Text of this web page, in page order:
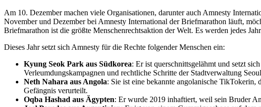
Am 10. Dezember machen viele Organisationen, darunter auch Amnesty
November und Dezember bei Amnesty International der Briefmarathon läuft,
Briefmarathon ist die größte Menschenrechtsaktion der Welt. Es werden jedes
Dieses Jahr setzt sich Amnesty für die Rechte folgender Menschen ein:
Kyung Seok Park aus Südkorea: Er ist querschnittsgelähmt und setzt
Verleumdungskampagnen und rechtliche Schritte der Stadtverwaltung
Neth Nahara aus Angola: Sie ist eine bekannte angolanische
Gefängnis verurteilt.
Oqba Hashad aus Ägypten: Er wurde 2019 inhaftiert, weil sein Bruder